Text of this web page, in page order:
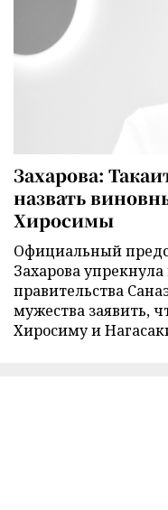
Захарова:
назвать
Хиросимы
Официальный
Захарова упрекнула
правительства
мужества заявить,
Хиросиму и